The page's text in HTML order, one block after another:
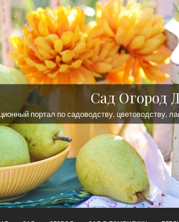
Сад Огород
портал по садоводству, цветоводству,